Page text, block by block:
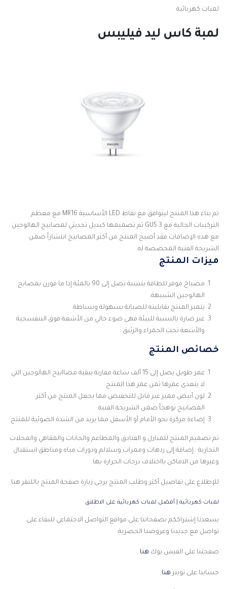
لمبات كهربائية
لمبة كاس ليد فيليبس
تم بناء هذا المنتج ليتوافق مع نقاط LED الأساسية MR16 مع معظم
التركيبات الحالية مع GU5.3 تم تصميمها كبديل تحديثي لمصابيح الهالوجين .
مع هذه الإضافات فقد أصبح المنتج من أكثر المصابيح انتشاراً ضمن
الشريحة الفنية المخصصة له.
ميزات المنتج
مصباح موفر للطاقة بنسبة تصل إلى 90 بالمئة إذا ما قورن بمصابح
الهالوجين الشبيهة.
يتميز المنتج بقابليته للصيانة بسهولة وبساطة.
غير ضارة بالنسبة للبيئة فهى ضوء خالي من الأشعة فوق البنفسجية
والأشعة تحت الحمراء والزئبق .
خصائص المنتج
عمر طويل يصل إلى 15 ألف ساعة مقارنة ببقية مصاابيح الهالوجين التي
لا يتعدى عمرها ثمن عمر هذا المنتج.
لون أبيض مميز غير قابل للتخفيض مما يجعل المنتج من أكثر
المصابيح توهجاً ضمن الشريحة الفنية.
إضاءة مركزة نحو الأمام أو الأسفل مما يزيد من الشدة الضوئية للمنتج
تم تصميم المنتج للمنازل و الفنادق والمطاعم والحانات والمقاهي والمحلات
التجارية . إضافة إلى ردهات وممرات وسلالم ودورات مياه ومناطق استقبال
وغيرها من الاماكن بااختلاف درجات الحرارة بها.
للإطلاع على تفاصيل أكثر وطلب المنتج يرجى زيارة صفحة المنتج باللنقر هنا.
لمبات كهربائية | أفضل لمبات كهربائية على الاطلاق
يسعدنا إشتراككم بصفحاتنا على مواقع التواصل الاجتماعي للبقاء على
تواصل مع جديدنا وعروضنا الحصرية:
صفحتنا على الفيس بوك هنا.
حسابنا على تويتر هنا.